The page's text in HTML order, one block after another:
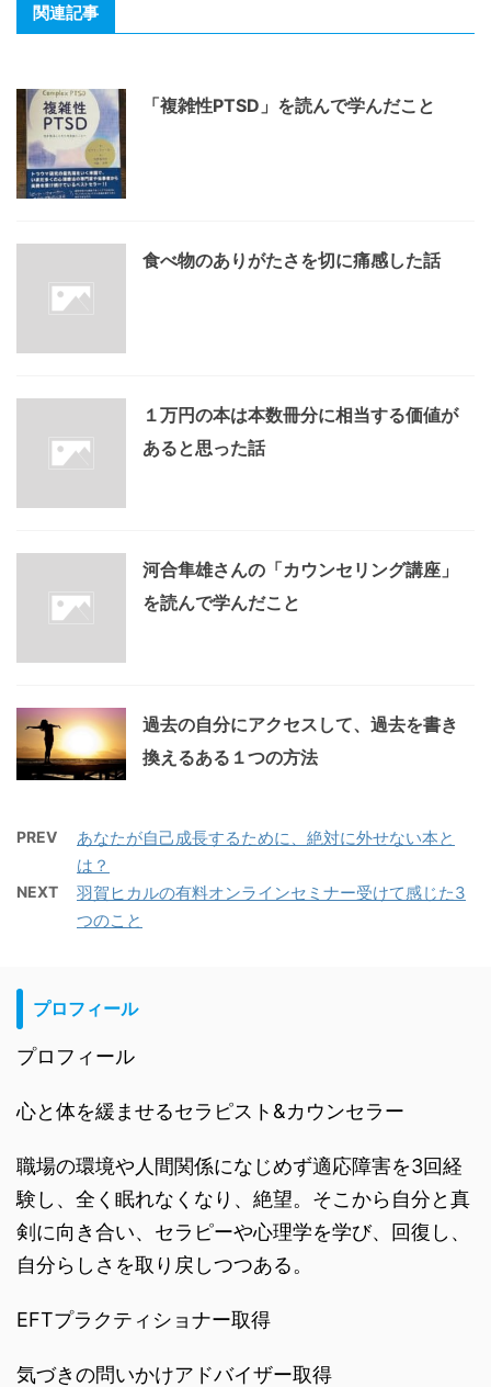
関連記事
「複雑性PTSD」を読んで学んだこと
食べ物のありがたさを切に痛感した話
１万円の本は本数冊分に相当する価値が
あると思った話
河合隼雄さんの「カウンセリング講座」
を読んで学んだこと
過去の自分にアクセスして、過去を書き
換えるある１つの方法
PREV
あなたが自己成長するために、絶対に外せない本と
は？
NEXT
羽賀ヒカルの有料オンラインセミナー受けて感じた3
つのこと
プロフィール
プロフィール
心と体を緩ませるセラピスト&カウンセラー
職場の環境や人間関係になじめず適応障害を3回経
験し、全く眠れなくなり、絶望。そこから自分と真
剣に向き合い、セラピーや心理学を学び、回復し、
自分らしさを取り戻しつつある。
EFTプラクティショナー取得
気づきの問いかけアドバイザー取得